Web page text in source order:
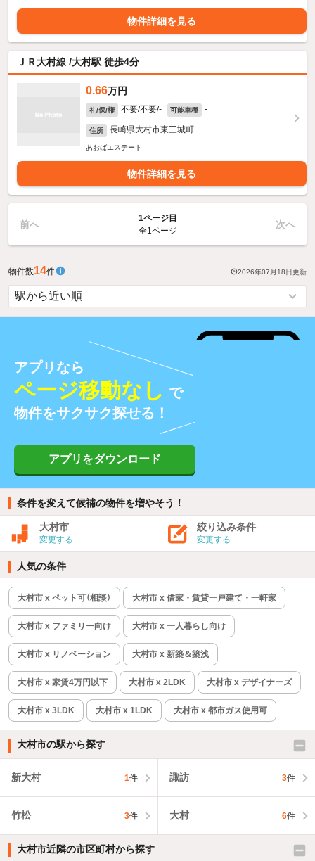
物件詳細を見る
ＪＲ大村線 /大村駅 徒歩4分
0.66万円
礼/保/権 不要/不要/- 可能車種 -
住所 長崎県大村市東三城町
あおばエステート
物件詳細を見る
前へ
1ページ目
全1ページ
次へ
物件数14件 2026年07月18日更新
アプリなら
ページ移動なし で
物件をサクサク探せる！
アプリをダウンロード
条件を変えて候補の物件を増やそう！
大村市
変更する
絞り込み条件
変更する
人気の条件
大村市 x ペット可（相談） 大村市 x 借家・賃貸一戸建て・一軒家
大村市 x ファミリー向け 大村市 x 一人暮らし向け
大村市 x リノベーション 大村市 x 新築＆築浅
大村市 x 家賃4万円以下 大村市 x 2LDK 大村市 x デザイナーズ
大村市 x 3LDK 大村市 x 1LDK 大村市 x 都市ガス使用可
大村市の駅から探す
新大村 1件 諏訪 3件
竹松 3件 大村 6件
大村市近隣の市区町村から探す